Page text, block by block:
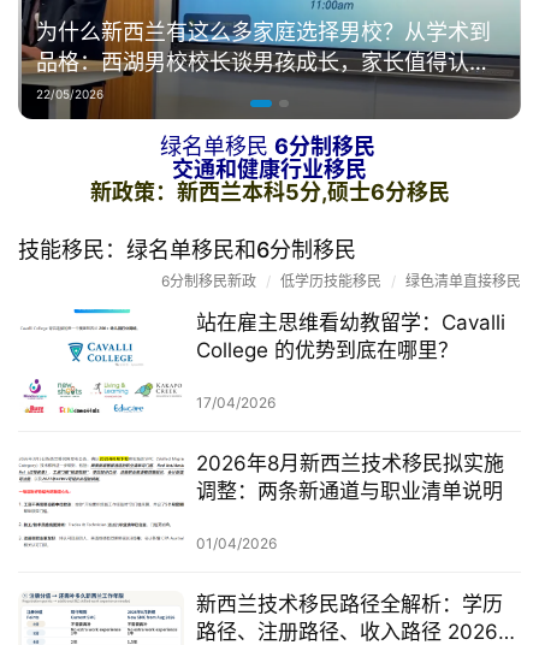
绿名单移民 6分制移民
交通和健康行业移民
新政策： 新西兰本科5分,硕士6分移民
技能移民：绿名单移民和6分制移民
6分制移民新政 / 低学历技能移民 / 绿色清单直接移民
站在雇主思维看幼教留学：Cavalli
College 的优势到底在哪里？
17/04/2026
2026年8月新西兰技术移民拟实施
调整：两条新通道与职业清单说明
01/04/2026
新西兰技术移民路径全解析：学历
路径、注册路径、收入路径 2026年